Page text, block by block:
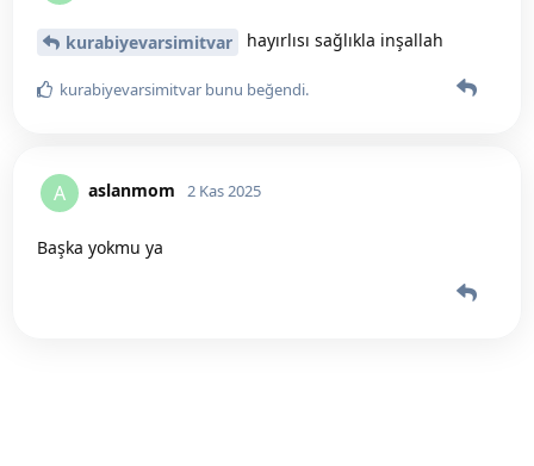
kurabiyevarsimitvar hayırlısı sağlıkla inşallah
kurabiyevarsimitvar bunu beğendi.
A aslanmom 2 Kas 2025
Başka yokmu ya